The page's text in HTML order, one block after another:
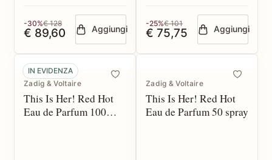
-30%€ 128
€ 89,60 Aggiungi
-25%€ 101
€ 75,75 Aggiungi
IN EVIDENZA
Zadig & Voltaire
This Is Her! Red Hot
Eau de Parfum 100
Zadig & Voltaire
This Is Her! Red Hot
Eau de Parfum 50 spray